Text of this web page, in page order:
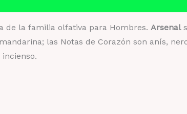
de la familia olfativa para Hombres. Arsenal
las Notas de Corazón son anís,